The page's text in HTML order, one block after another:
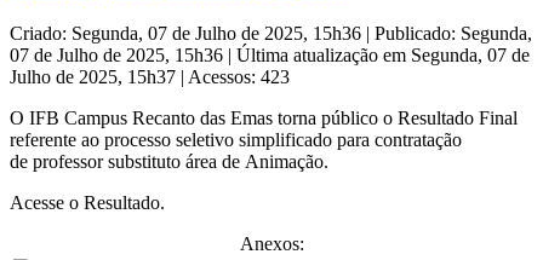
Criado: Segunda, 07 de Julho de 2025, 15h36 | Publicado: Segunda,
07 de Julho de 2025, 15h36 | Última atualização em Segunda, 07 de
Julho de 2025, 15h37 | Acessos: 423
O IFB Campus Recanto das Emas torna público o Resultado Final
referente ao processo seletivo simplificado para contratação
de professor substituto área de Animação.
Acesse o Resultado.
Anexos: